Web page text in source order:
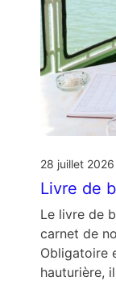
28 juillet 2026
Livre de
Le livre de
carnet de
Obligatoire
hauturière,